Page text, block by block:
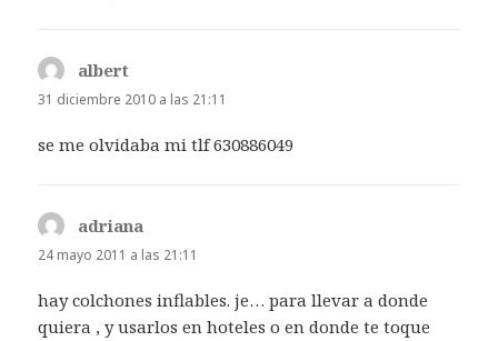
albert
31 diciembre 2010 a las 21:11
se me olvidaba mi tlf 630886049
adriana
24 mayo 2011 a las 21:11
hay colchones inflables. je… para llevar a donde
quiera , y usarlos en hoteles o en donde te toque